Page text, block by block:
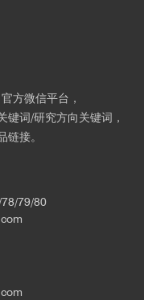
方微信平台，
键词/研究方向关键词，
链接。
79/80